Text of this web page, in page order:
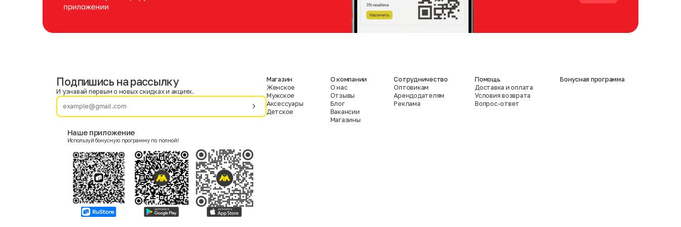
Фамилия
Женский
Согласие на получение чеков по электронной почте
Подпишись на рассылку
И узнавай первым о новых скидках и акциях.
Наше приложение
Используй бонусную программу по полной!
Магазин
Женское
Мужское
Аксессуары
Детское
О компании
О нас
Отзывы
Блог
Вакансии
Магазины
Сотрудничество
Оптовикам
Арендодателям
Реклама
Помощь
Доставка и оплата
Условия возврата
Вопрос-ответ
Бонусная программа